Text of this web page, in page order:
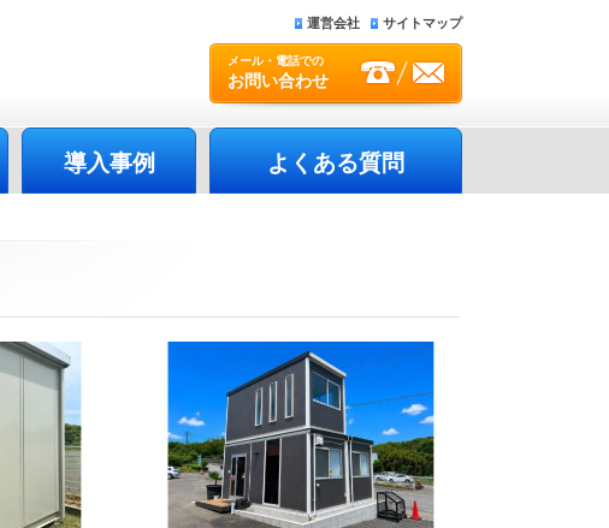
メール・電話での
お問い合わせ
運営会社 サイトマップ
導入事例 よくある質問